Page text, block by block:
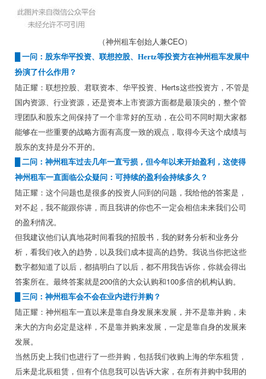
（神州租车创始人兼CEO）
一问：股东华平投资、联想控股、Hertz等投资方在神州租车发展中
扮演了什么作用？
陆正耀：联想控股、君联资本、华平投资、Herts这些投资方，不管是
国内资源、行业资源，还是资本上市资源方面都是最顶尖的，整个管
理团队和股东之间保持了一个非常好的互动，在公司不同时期大家都
能够在一些重要的战略方面有高度一致的观点，取得今天这个成绩与
股东的支持是分不开的。
二问：神州租车过去几年一直亏损，但今年以来开始盈利，这使得
神州租车一直面临公众疑问：可持续的盈利会持续多久？
陆正耀：这个问题也是很多的投资人问到的问题，我给他的答案是，
对不起，我不能跟你讲，而且我讲的你也不一定会相信未来我们公司
的盈利情况。
但我建议他们认真地花时间看我的招股书，我的财务分析和业务分
析，看我们收入的趋势，以及我们成本提高的趋势。我说当你把这些
数字都知道了以后，都搞明白了以后，都不用我告诉你，你就会得出
答案所在。最终答案就是200倍的大众认购和100多倍的机构认购。
三问：神州租车会不会在业内进行并购？
陆正耀：神州租车一直以来是靠自身发展来发展，并不是靠并购，未
来大的方向必定是这样，不是靠并购来发展，一定是靠自身的发展来
发展。
当然历史上我们也进行了一些并购，包括我们收购上海的华东租赁，
后来是北辰租赁，但有个信息我可以告诉大家，在所有并购中我用的